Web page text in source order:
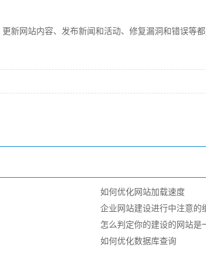
新网站内容、发布新闻和活动、修复漏洞和错误等
如何优化网站加载速度
企业网站建设进行中注意的
怎么判定你的建设的网站是
如何优化数据库查询